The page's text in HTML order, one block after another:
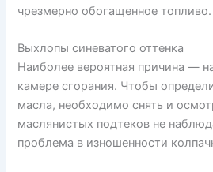
чрезмерно обогащенное топливо.
Выхлопы синеватого оттенка
Наиболее вероятная причина —
камере сгорания. Чтобы
масла, необходимо снять и
маслянистых подтеков не
проблема в изношенности